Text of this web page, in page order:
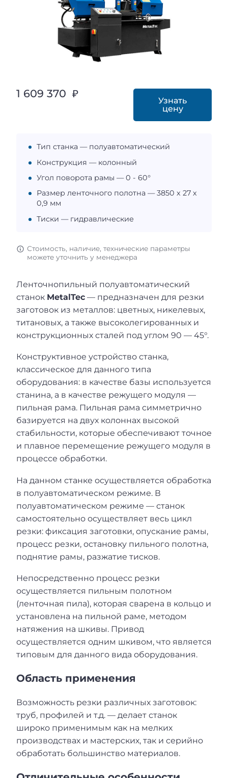
1 609 370 ₽
Узнать
цену
Тип станка — полуавтоматический
Конструкция — колонный
Угол поворота рамы — 0 - 60°
Размер ленточного полотна — 3850 х 27 х
0,9 мм
Тиски — гидравлические
Стоимость, наличие, технические параметры
можете уточнить у менеджера
Ленточнопильный полуавтоматический
станок MetalTec — предназначен для резки
заготовок из металлов: цветных, никелевых,
титановых, а также высоколегированных и
конструкционных сталей под углом 90 — 45°.
Конструктивное устройство станка,
классическое для данного типа
оборудования: в качестве базы используется
станина, а в качестве режущего модуля —
пильная рама. Пильная рама симметрично
базируется на двух колоннах высокой
стабильности, которые обеспечивают точное
и плавное перемещение режущего модуля в
процессе обработки.
На данном станке осуществляется обработка
в полуавтоматическом режиме. В
полуавтоматическом режиме — станок
самостоятельно осуществляет весь цикл
резки: фиксация заготовки, опускание рамы,
процесс резки, остановку пильного полотна,
поднятие рамы, разжатие тисков.
Непосредственно процесс резки
осуществляется пильным полотном
(ленточная пила), которая сварена в кольцо и
установлена на пильной раме, методом
натяжения на шкивы. Привод
осуществляется одним шкивом, что является
типовым для данного вида оборудования.
Область применения
Возможность резки различных заготовок:
труб, профилей и т.д. — делает станок
широко применимым как на мелких
производствах и мастерских, так и серийно
обработать большинство материалов.